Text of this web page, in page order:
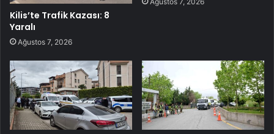
Kilis’te Trafik Kazası: 8
Yaralı
Ağustos 7, 2026